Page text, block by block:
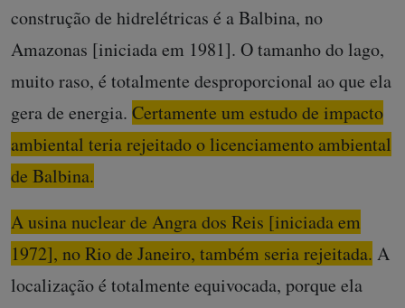
construção de hidrelétricas é a Balbina, no
Amazonas [iniciada em 1981]. O tamanho do lago,
muito raso, é totalmente desproporcional ao que ela
gera de energia. Certamente um estudo de impacto
ambiental teria rejeitado o licenciamento ambiental
de Balbina.
A usina nuclear de Angra dos Reis [iniciada em
1972], no Rio de Janeiro, também seria rejeitada. A
localização é totalmente equivocada, porque ela